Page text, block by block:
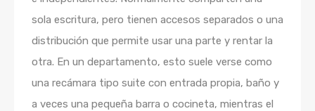
sola escritura, pero tienen accesos separados o una
distribución que permite usar una parte y rentar la
otra. En un departamento, esto suele verse como
una recámara tipo suite con entrada propia, baño y
a veces una pequeña barra o cocineta, mientras el